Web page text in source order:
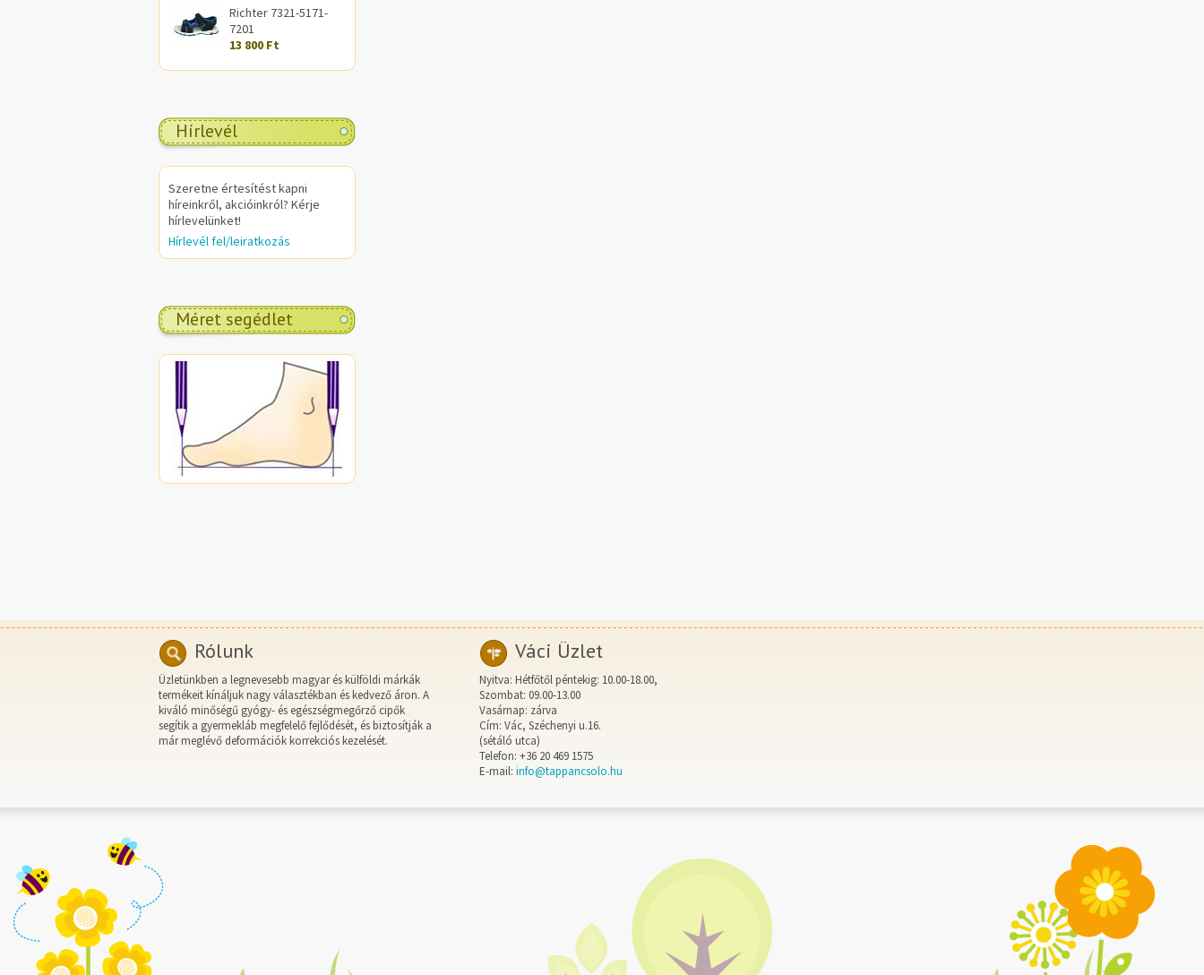
Richter 7321-5171-
7201
13 800 Ft
Hírlevél
Szeretne értesítést kapni
híreinkről, akcióinkról? Kérje
hírlevelünket!
Hírlevél fel/leiratkozás
Méret segédlet
Rólunk
Üzletünkben a legnevesebb magyar és külföldi márkák
termékeit kínáljuk nagy választékban és kedvező áron. A
kiváló minőségű gyógy- és egészségmegőrző cipők
segítik a gyermekláb megfelelő fejlődését, és biztosítják a
már meglévő deformációk korrekciós kezelését.
Váci Üzlet
Nyitva: Hétfőtől péntekig: 10.00-18.00,
Szombat: 09.00-13.00
Vasárnap: zárva
Cím: Vác, Széchenyi u.16.
(sétáló utca)
Telefon: +36 20 469 1575
E-mail: info@tappancsolo.hu